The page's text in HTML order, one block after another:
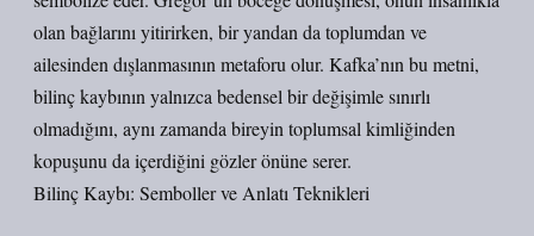
olan bağlarını yitirirken, bir yandan da toplumdan ve
ailesinden dışlanmasının metaforu olur. Kafka’nın bu metni,
bilinç kaybının yalnızca bedensel bir değişimle sınırlı
olmadığını, aynı zamanda bireyin toplumsal kimliğinden
kopuşunu da içerdiğini gözler önüne serer.
Bilinç Kaybı: Semboller ve Anlatı Teknikleri